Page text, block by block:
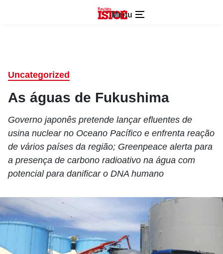
Menu
Uncategorized
As águas de Fukushima
Governo japonês pretende lançar efluentes de
usina nuclear no Oceano Pacífico e enfrenta reação
de vários países da região; Greenpeace alerta para
a presença de carbono radioativo na água com
potencial para danificar o DNA humano